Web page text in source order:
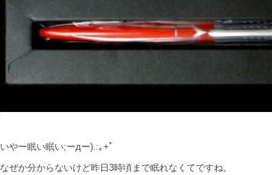
いやー眠い眠い;ーдー).:｡+ﾟ
なぜか分からないけど昨日3時頃まで眠れなくてですね。